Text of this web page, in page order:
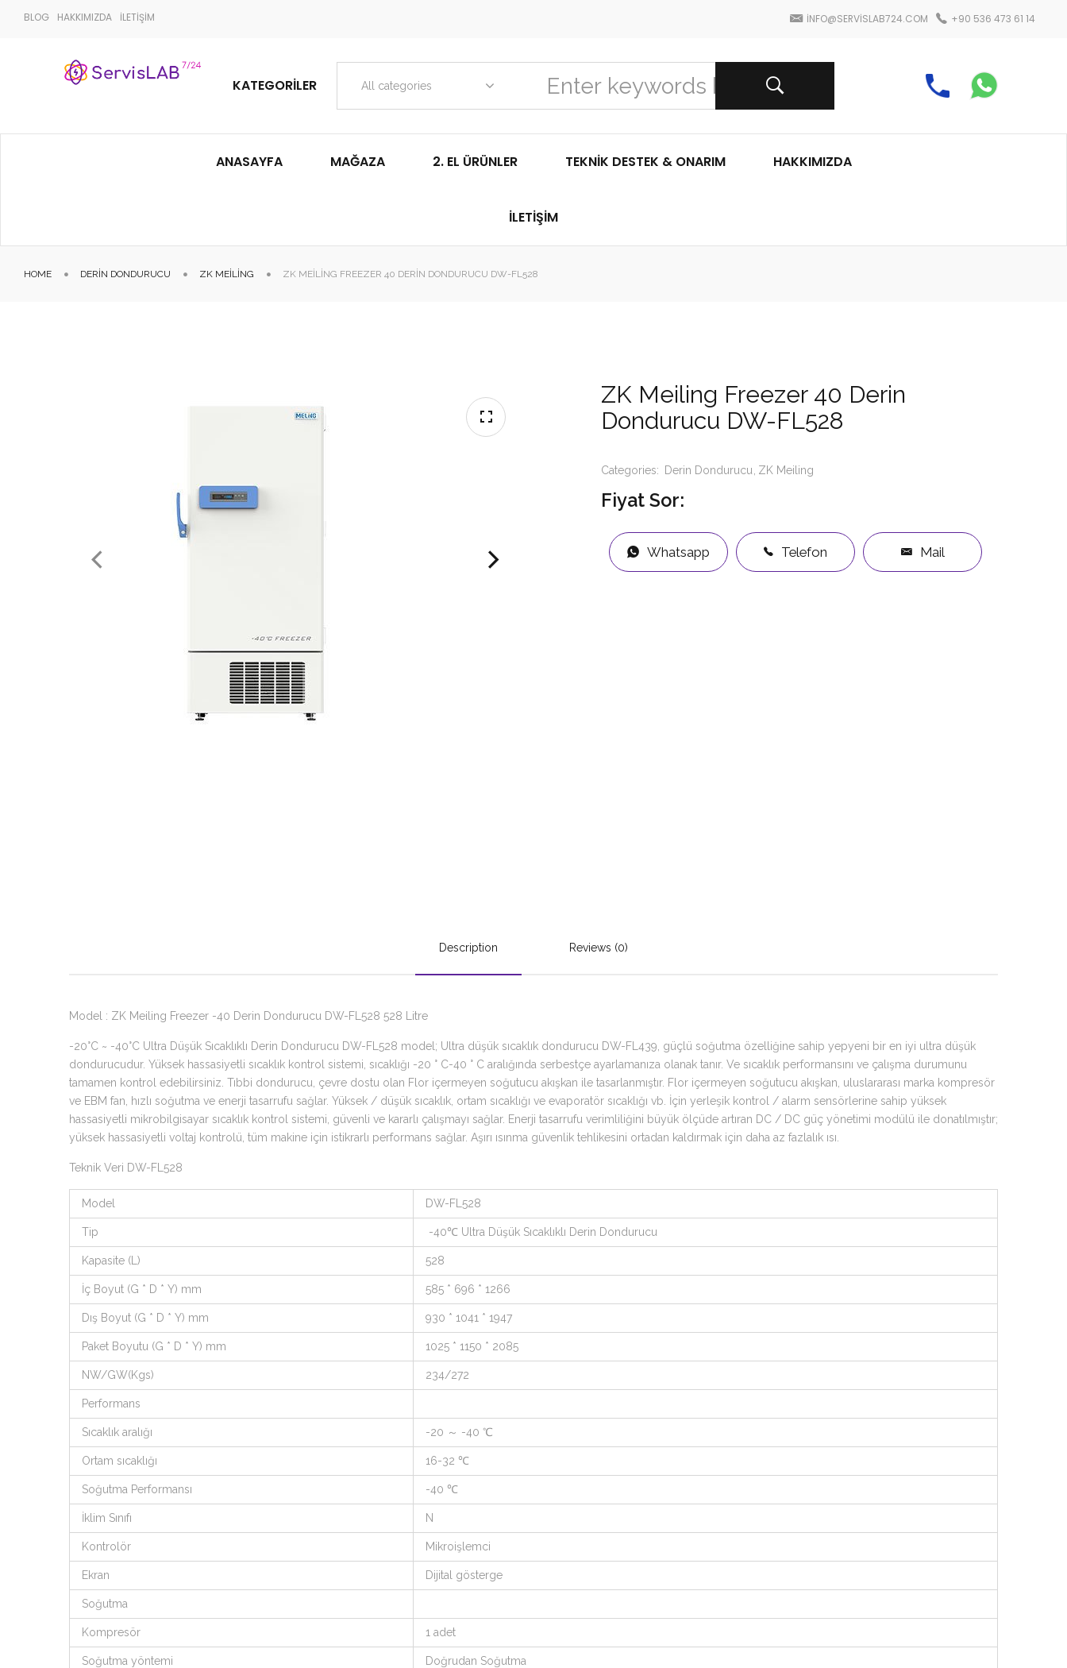
BLOG HAKKIMIZDA İLETİŞİM INFO@SERVISLAB724.COM +90 536 473 61 14
KATEGORILER All categories
ANASAYFA MAĞAZA 2. EL ÜRÜNLER TEKNIK DESTEK & ONARIM HAKKIMIZDA
İLETIŞIM
HOME DERIN DONDURUCU ZK MEILING ZK MEILING FREEZER 40 DERIN DONDURUCU DW-FL528
ZK Meiling Freezer 40 Derin
Dondurucu DW-FL528
Categories: Derin Dondurucu ZK Meiling
Fiyat Sor:
Whatsapp Telefon Mail
Description Reviews (0)
Model : ZK Meiling Freezer -40 Derin Dondurucu DW-FL528 528 Litre
-20°C ~ -40°C Ultra Düşük Sıcaklıklı Derin Dondurucu DW-FL528 model; Ultra düşük sıcaklık dondurucu DW-FL439, güçlü soğutma özelliğine sahip yepyeni bir en iyi ultra düşük
dondurucudur. Yüksek hassasiyetli sıcaklık kontrol sistemi, sıcaklığı -20 ° C-40 ° C aralığında serbestçe ayarlamanıza olanak tanır. Ve sıcaklık performansını ve çalışma durumunu
tamamen kontrol edebilirsiniz. Tıbbi dondurucu, çevre dostu olan Flor içermeyen soğutucu akışkan ile tasarlanmıştır. Flor içermeyen soğutucu akışkan, uluslararası marka kompresör
ve EBM fan, hızlı soğutma ve enerji tasarrufu sağlar. Yüksek / düşük sıcaklık, ortam sıcaklığı ve evaporatör sıcaklığı vb. İçin yerleşik kontrol / alarm sensörlerine sahip yüksek
hassasiyetli mikrobilgisayar sıcaklık kontrol sistemi, güvenli ve kararlı çalışmayı sağlar. Enerji tasarrufu verimliliğini büyük ölçüde artıran DC / DC güç yönetimi modülü ile donatılmıştır;
yüksek hassasiyetli voltaj kontrolü, tüm makine için istikrarlı performans sağlar. Aşırı ısınma güvenlik tehlikesini ortadan kaldırmak için daha az fazlalık ısı.
Teknik Veri DW-FL528
Model DW-FL528
Tip -40℃ Ultra Düşük Sıcaklıklı Derin Dondurucu
Kapasite (L) 528
İç Boyut (G * D * Y) mm 585 * 696 * 1266
Dış Boyut (G * D * Y) mm 930 * 1041 * 1947
Paket Boyutu (G * D * Y) mm 1025 * 1150 * 2085
NW/GW(Kgs) 234/272
Performans
Sıcaklık aralığı -20 ～ -40 ℃
Ortam sıcaklığı 16-32 ℃
Soğutma Performansı -40 ℃
İklim Sınıfı N
Kontrolör Mikroişlemci
Ekran Dijital gösterge
Soğutma
Kompresör 1 adet
Soğutma yöntemi Doğrudan Soğutma